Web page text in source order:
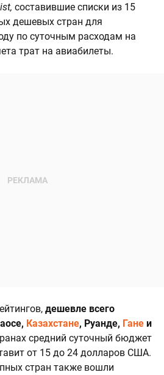
составившие списки из 15
дешевых стран для
по суточным расходам на
трат на авиабилеты.
дешевле всего
Казахстане, Руанде, Гане и
средний суточный бюджет
от 15 до 24 долларов США.
стран также вошли